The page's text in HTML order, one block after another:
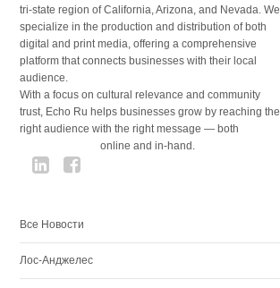
tri-state region of California, Arizona, and Nevada. We
specialize in the production and distribution of both
digital and print media, offering a comprehensive
platform that connects businesses with their local
audience.
With a focus on cultural relevance and community
trust, Echo Ru helps businesses grow by reaching the
right audience with the right message — both
online and in-hand.
Все Новости
Лос-Анджелес